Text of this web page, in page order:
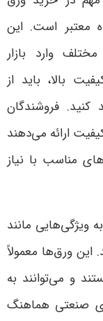
معتبر است. این
وارد بازار
بالا، باید از
کنید. فروشندگان
ارائه می‌دهند
مناسب با نیاز
ویژگی‌هایی مانند
ورق‌ها معمولاً
و می‌توانند به
صنعتی هماهنگ